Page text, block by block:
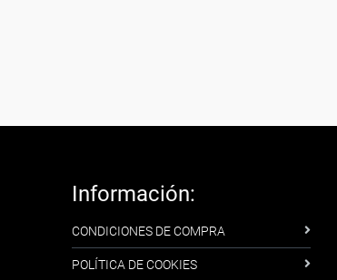
Información:
CONDICIONES DE COMPRA
POLÍTICA DE COOKIES